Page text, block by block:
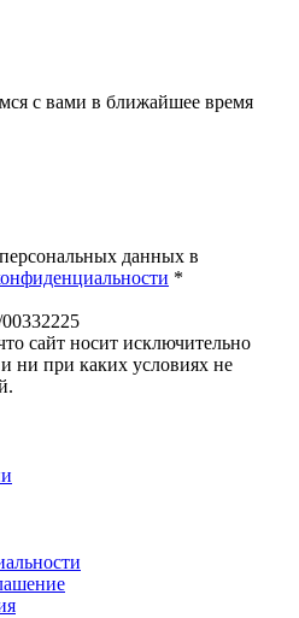
с вами в ближайшее время
данных в
*
сайт носит исключительно
ни при каких условиях не